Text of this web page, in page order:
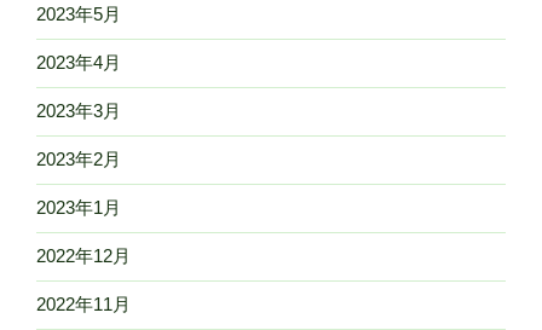
2023年5月
2023年4月
2023年3月
2023年2月
2023年1月
2022年12月
2022年11月